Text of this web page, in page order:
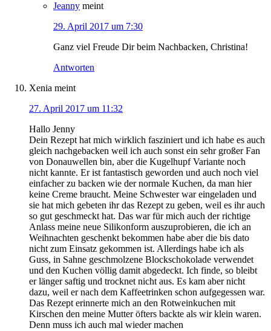
Jeanny meint
29. April 2017 um 7:30
Ganz viel Freude Dir beim Nachbacken, Christina!
Antworten
Xenia meint
27. April 2017 um 11:32
Hallo Jenny
Dein Rezept hat mich wirklich fasziniert und ich habe es auch
gleich nachgebacken weil ich auch sonst ein sehr großer Fan
von Donauwellen bin, aber die Kugelhupf Variante noch
nicht kannte. Er ist fantastisch geworden und auch noch viel
einfacher zu backen wie der normale Kuchen, da man hier
keine Creme braucht. Meine Schwester war eingeladen und
sie hat mich gebeten ihr das Rezept zu geben, weil es ihr auch
so gut geschmeckt hat. Das war für mich auch der richtige
Anlass meine neue Silikonform auszuprobieren, die ich an
Weihnachten geschenkt bekommen habe aber die bis dato
nicht zum Einsatz gekommen ist. Allerdings habe ich als
Guss, in Sahne geschmolzene Blockschokolade verwendet
und den Kuchen völlig damit abgedeckt. Ich finde, so bleibt
er länger saftig und trocknet nicht aus. Es kam aber nicht
dazu, weil er nach dem Kaffeetrinken schon aufgegessen war.
Das Rezept erinnerte mich an den Rotweinkuchen mit
Kirschen den meine Mutter öfters backte als wir klein waren.
Denn muss ich auch mal wieder machen